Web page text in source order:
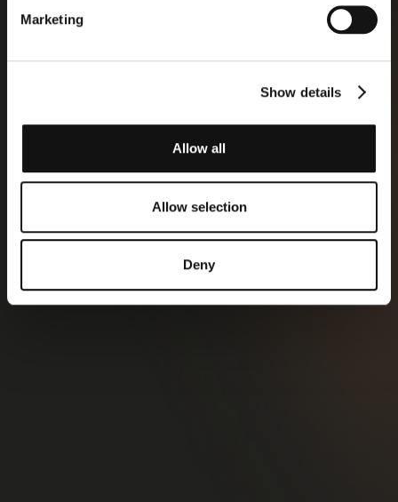
Marketing
Show details
Allow all
Allow selection
Deny